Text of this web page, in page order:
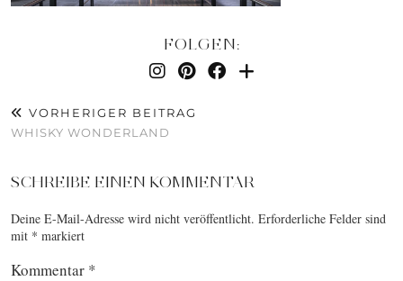
FOLGEN:
VORHERIGER BEITRAG
WHISKY WONDERLAND
SCHREIBE EINEN KOMMENTAR
Deine E-Mail-Adresse wird nicht veröffentlicht. Erforderliche Felder sind
mit * markiert
Kommentar *